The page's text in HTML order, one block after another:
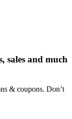
sales and much
& coupons. Don’t